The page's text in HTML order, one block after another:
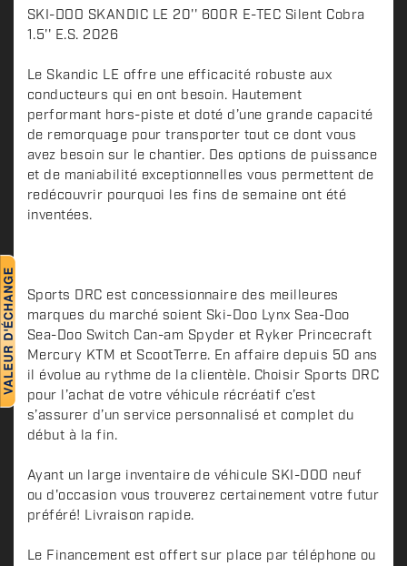
D
e
c
r
i
p
t
i
o
SKI-DOO SKANDIC LE 20'' 600R E-TEC Silent Cobra
1.5'' E.S. 2026
Le Skandic LE offre une efficacité robuste aux
conducteurs qui en ont besoin. Hautement
performant hors-piste et doté d’une grande capacité
de remorquage pour transporter tout ce dont vous
avez besoin sur le chantier. Des options de puissance
et de maniabilité exceptionnelles vous permettent de
redécouvrir pourquoi les fins de semaine ont été
inventées.
Sports DRC est concessionnaire des meilleures
marques du marché soient Ski-Doo Lynx Sea-Doo
Sea-Doo Switch Can-am Spyder et Ryker Princecraft
Mercury KTM et ScootTerre. En affaire depuis 50 ans
il évolue au rythme de la clientèle. Choisir Sports DRC
pour l’achat de votre véhicule récréatif c’est
s’assurer d’un service personnalisé et complet du
début à la fin.
Ayant un large inventaire de véhicule SKI-DOO neuf
ou d'occasion vous trouverez certainement votre futur
préféré! Livraison rapide.
Le Financement est offert sur place par téléphone ou